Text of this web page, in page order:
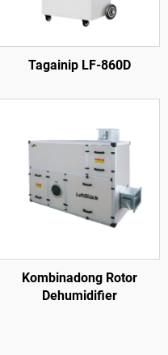
Tagainip LF-860D
Kombinadong Rotor
Dehumidifier